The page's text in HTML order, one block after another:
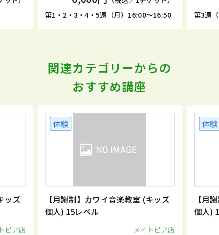
第1・2・3・4・5週（月）16:00～16:50
第3週
関連カテゴリーからの
おすすめ講座
ッズ
ピア店
体験
【月謝制】カワイ音楽教室 (キッズ
個人) 15レベル
メイトピア店
体験
【月